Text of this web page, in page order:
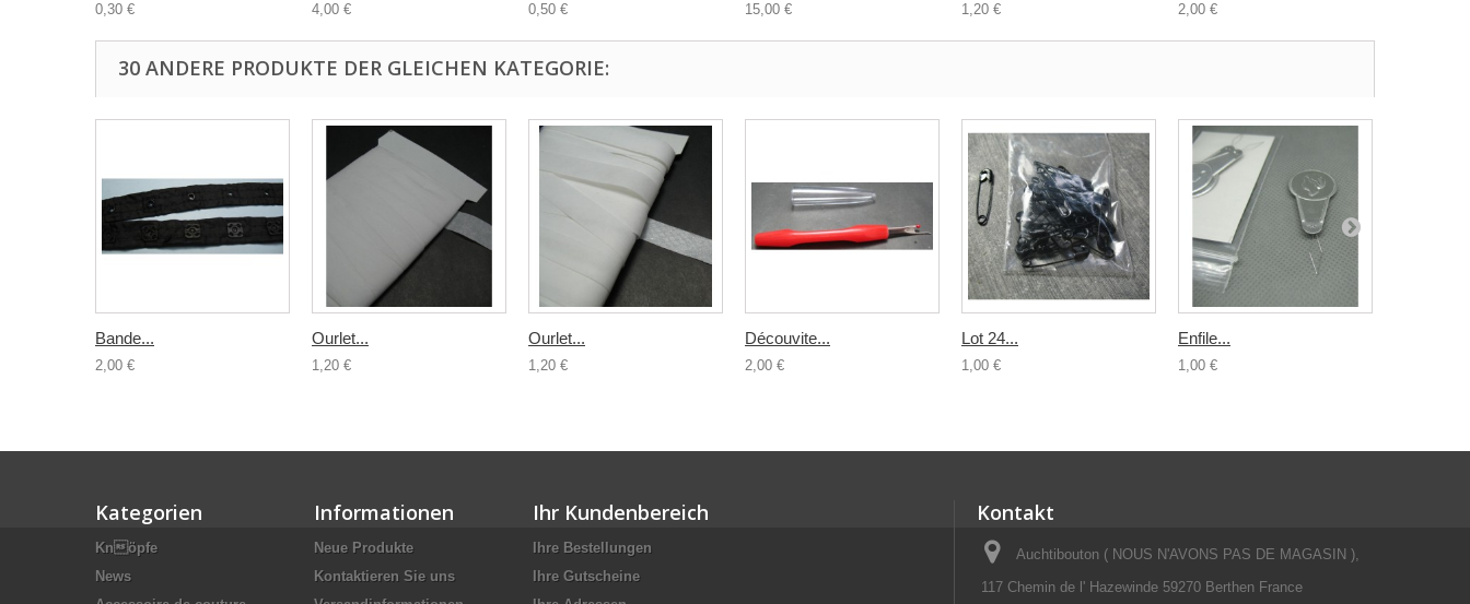
0,30 €
4,00 €
0,50 €
15,00 €
1,20 €
2,00 €
30 ANDERE PRODUKTE DER GLEICHEN KATEGORIE:
Bande...
2,00 €
Ourlet...
1,20 €
Ourlet...
1,20 €
Découvite...
2,00 €
Lot 24...
1,00 €
Enfile...
1,00 €
Kategorien
Knöpfe
News
Informationen
Neue Produkte
Kontaktieren Sie uns
Ihr Kundenbereich
Ihre Bestellungen
Ihre Gutscheine
Kontakt
Auchtibouton ( NOUS N'AVONS PAS DE MAGASIN ),
117 Chemin de l' Hazewinde 59270 Berthen France